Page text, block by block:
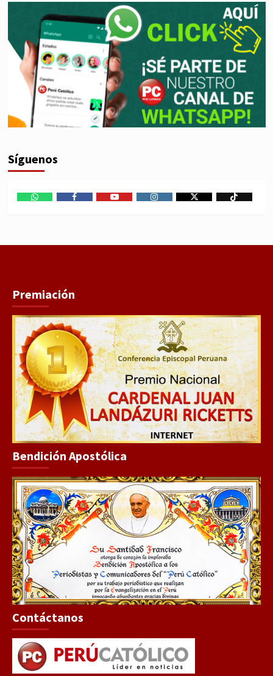
Síguenos
Premiación
Bendición Apostólica
Contáctanos